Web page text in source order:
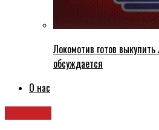
Локомотив готов
обсуждается
О нас